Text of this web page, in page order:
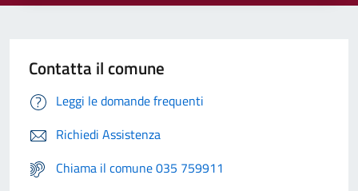
Contatta il comune
Leggi le domande frequenti
Richiedi Assistenza
Chiama il comune 035 759911